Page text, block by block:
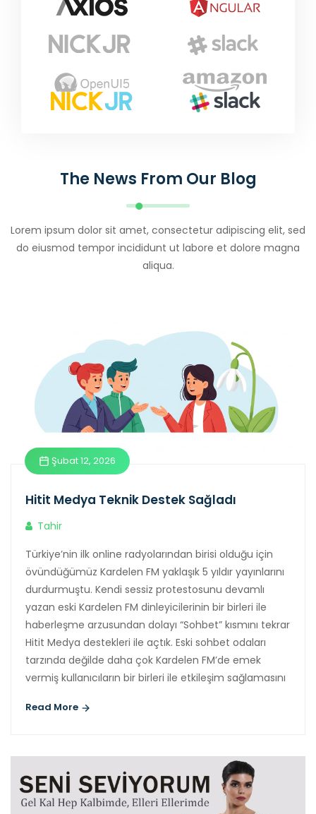
The News From Our Blog
Lorem ipsum dolor sit amet, consectetur adipiscing elit, sed
do eiusmod tempor incididunt ut labore et dolore magna
aliqua.
Şubat 12, 2026
Hitit Medya Teknik Destek Sağladı
Tahir
Türkiye’nin ilk online radyolarından birisi olduğu için
övündüğümüz Kardelen FM yaklaşık 5 yıldır yayınlarını
durdurmuştu. Kendi sessiz protestosunu devamlı
yazan eski Kardelen FM dinleyicilerinin bir birleri ile
haberleşme arzusundan dolayı “Sohbet” kısmını tekrar
Hitit Medya destekleri ile açtık. Eski sohbet odaları
tarzında değilde daha çok Kardelen FM’de emek
vermiş kullanıcıların bir birleri ile etkileşim sağlamasını
Read More